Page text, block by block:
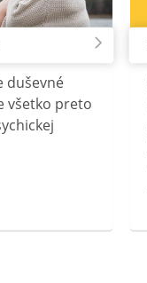
duševné
všetko preto